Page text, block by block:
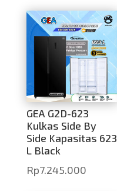
GEA G2D-623
Kulkas Side By
Side Kapasitas 623
L Black
Rp7.245.000